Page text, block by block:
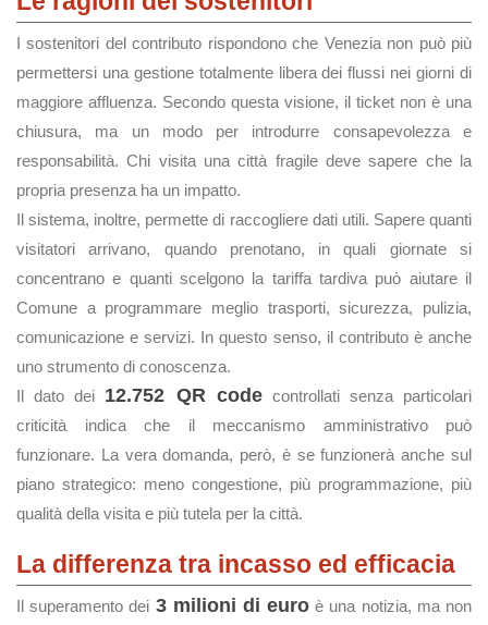
I sostenitori del contributo rispondono che Venezia non può più
permettersi una gestione totalmente libera dei flussi nei giorni di
maggiore affluenza. Secondo questa visione, il ticket non è una
chiusura, ma un modo per introdurre consapevolezza e
responsabilità. Chi visita una città fragile deve sapere che la
propria presenza ha un impatto.
Il sistema, inoltre, permette di raccogliere dati utili. Sapere quanti
visitatori arrivano, quando prenotano, in quali giornate si
concentrano e quanti scelgono la tariffa tardiva può aiutare il
Comune a programmare meglio trasporti, sicurezza, pulizia,
comunicazione e servizi. In questo senso, il contributo è anche
uno strumento di conoscenza.
Il dato dei 12.752 QR codecontrollati senza particolari
criticità indica che il meccanismo amministrativo può
funzionare. La vera domanda, però, è se funzionerà anche sul
piano strategico: meno congestione, più programmazione, più
qualità della visita e più tutela per la città.
La differenza tra incasso ed efficacia
Il superamento dei 3 milioni di euro è una notizia, ma non